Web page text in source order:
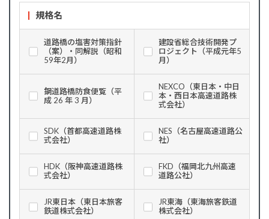
規格名
道路橋の塩害対策指針
（案）・同解説（昭和
59年2月）
建設省総合技術開発プ
ロジェクト（平成元年5
月）
鋼道路橋防食便覧（平
成 26 年 3 月）
NEXCO（東日本・中日
本・西日本高速道路株
式会社）
SDK（首都高速道路株
式会社）
NES（名古屋高速道路公
社）
HDK（阪神高速道路株
式会社）
FKD（福岡北九州高速
道路公社）
JR東日本（東日本旅客
鉄道株式会社）
JR東海（東海旅客鉄道
株式会社）